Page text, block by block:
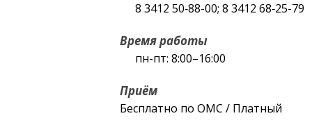
8 3412 50‑88-00; 8 3412 68‑25-79
Время работы
пн-пт: 8:00–16:00
Приём
Бесплатно по ОМС / Платный